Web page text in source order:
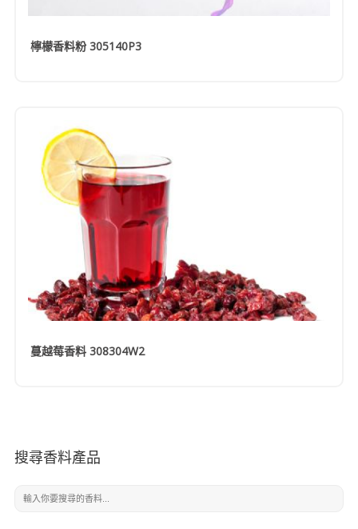
檸檬香料粉 305140P3
蔓越莓香料 308304W2
搜尋香料產品